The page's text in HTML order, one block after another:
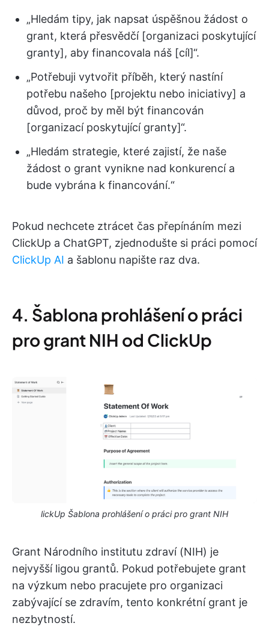
„Hledám tipy, jak napsat úspěšnou žádost o
grant, která přesvědčí [organizaci poskytující
granty], aby financovala náš [cíl]“.
„Potřebuji vytvořit příběh, který nastíní
potřebu našeho [projektu nebo iniciativy] a
důvod, proč by měl být financován
[organizací poskytující granty]“.
„Hledám strategie, které zajistí, že naše
žádost o grant vynikne nad konkurencí a
bude vybrána k financování.“
Pokud nechcete ztrácet čas přepínáním mezi
ClickUp a ChatGPT, zjednodušte si práci pomocí
ClickUp AI a šablonu napište raz dva.
4. Šablona prohlášení o práci
pro grant NIH od ClickUp
lickUp Šablona prohlášení o práci pro grant NIH
Grant Národního institutu zdraví (NIH) je
nejvyšší ligou grantů. Pokud potřebujete grant
na výzkum nebo pracujete pro organizaci
zabývající se zdravím, tento konkrétní grant je
nezbytností.